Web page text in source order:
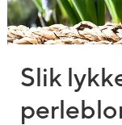
Slik